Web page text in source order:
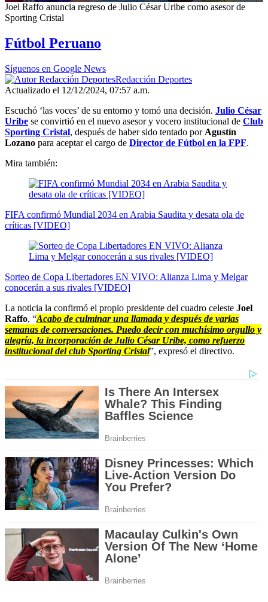
0
seconds
of
minute,
59
seconds
Joel Raffo anuncia regreso de Julio César Uribe como asesor de
Sporting Cristal
Fútbol Peruano
Síguenos en Google News
Redacción Deportes
Actualizado el 12/12/2024, 07:57 a.m.
Escuchó ‘las voces’ de su entorno y tomó una decisión. Julio César
Uribe se convirtió en el nuevo asesor y vocero institucional de Club
Sporting Cristal, después de haber sido tentado por Agustín
Lozano para aceptar el cargo de Director de Fútbol en la FPF.
Mira también:
FIFA confirmó Mundial 2034 en Arabia Saudita y desata ola de
críticas [VIDEO]
Sorteo de Copa Libertadores EN VIVO: Alianza Lima y Melgar
conocerán a sus rivales [VIDEO]
La noticia la confirmó el propio presidente del cuadro celeste Joel
Raffo, “Acabo de culminar una llamada y después de varias
semanas de conversaciones. Puedo decir con muchísimo orgullo y
alegría, la incorporación de Julio César Uribe, como refuerzo
institucional del club Sporting Cristal”, expresó el directivo.